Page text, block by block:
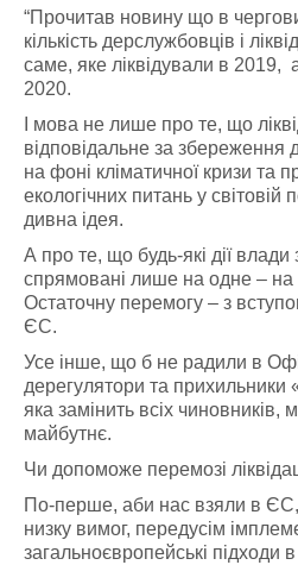
“Прочитав новину що в
кількість дерслужбовців і
саме, яке ліквідували в 2019,
2020.
І мова не лише про те, що
відповідальне за збереження
на фоні кліматичної кризи та
екологічних питань у світовій
дивна ідея.
А про те, що будь-які дії
спрямовані лише на одне – на
Остаточну перемогу – з
ЄС.
Усе інше, що б не радили в
дерегулятори та
яка замінить всіх чиновників,
майбутнє.
Чи допоможе перемозі
По-перше, аби нас взяли в ЄС,
низку вимог, передусім
загальноєвропейські підходи